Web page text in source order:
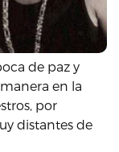
de paz y
en la
por
distantes de